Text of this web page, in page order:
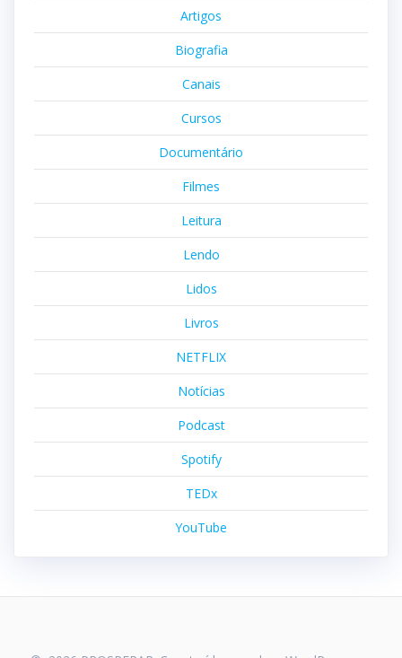
Artigos
Biografia
Canais
Cursos
Documentário
Filmes
Leitura
Lendo
Lidos
Livros
NETFLIX
Notícias
Podcast
Spotify
TEDx
YouTube